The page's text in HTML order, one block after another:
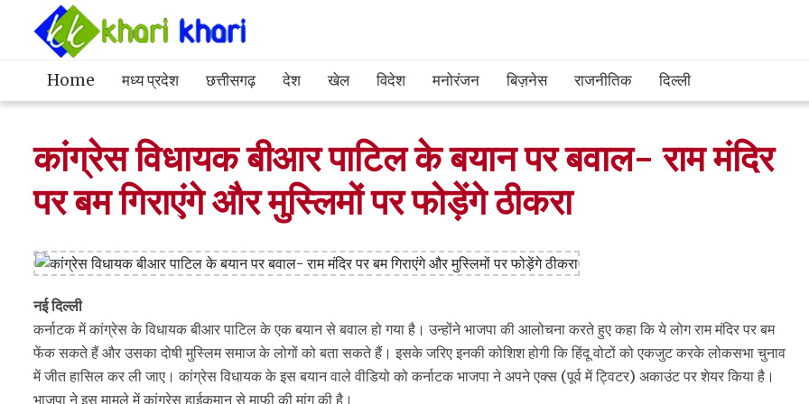
Home मध्य प्रदेश छत्तीसगढ़ देश खेल विदेश मनोरंजन बिज़नेस राजनीतिक दिल्ली
कांग्रेस विधायक बीआर पाटिल के बयान पर बवाल- राम मंदिर
पर बम गिराएंगे और मुस्लिमों पर फोड़ेंगे ठीकरा
नई दिल्ली
कर्नाटक में कांग्रेस के विधायक बीआर पाटिल के एक बयान से बवाल हो गया है। उन्होंने भाजपा की आलोचना करते हुए कहा कि ये लोग राम मंदिर पर बम
फेंक सकते हैं और उसका दोषी मुस्लिम समाज के लोगों को बता सकते हैं। इसके जरिए इनकी कोशिश होगी कि हिंदू वोटों को एकजुट करके लोकसभा चुनाव
में जीत हासिल कर ली जाए। कांग्रेस विधायक के इस बयान वाले वीडियो को कर्नाटक भाजपा ने अपने एक्स (पूर्व में ट्विटर) अकाउंट पर शेयर किया है।
भाजपा ने इस मामले में कांग्रेस हाईकमान से माफी की मांग की है।